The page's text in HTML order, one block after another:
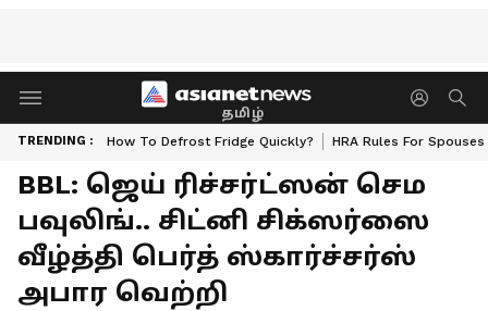
தமிழ்
TRENDING : How To Defrost Fridge Quickly? HRA Rules For Spouses
BBL: ஜெய் ரிச்சர்ட்ஸன் செம
பவுலிங்.. சிட்னி சிக்ஸர்ஸை
வீழ்த்தி பெர்த் ஸ்கார்ச்சர்ஸ்
அபார வெற்றி